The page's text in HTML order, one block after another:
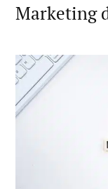
Marketing